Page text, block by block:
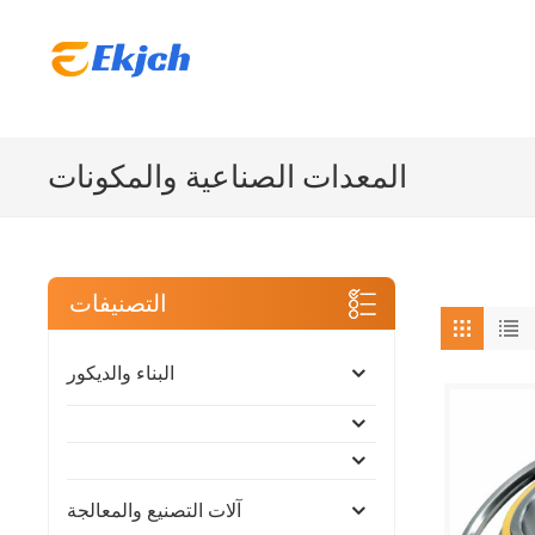
المعدات الصناعية والمكونات
التصنيفات
البناء والديكور
آلات التصنيع والمعالجة